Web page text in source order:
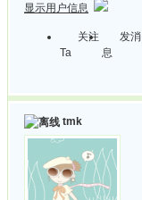
显示用户信息
关注
Ta
发消
息
tmk